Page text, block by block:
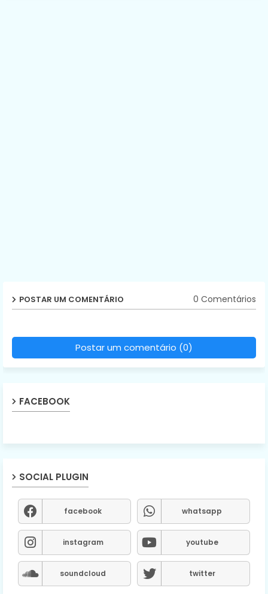
POSTAR UM COMENTÁRIO 0 Comentários
Postar um comentário (0)
FACEBOOK
SOCIAL PLUGIN
facebook whatsapp
instagram youtube
soundcloud twitter